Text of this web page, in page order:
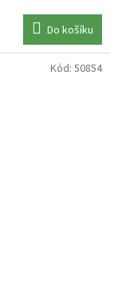
Do košíku
Kód: 50854